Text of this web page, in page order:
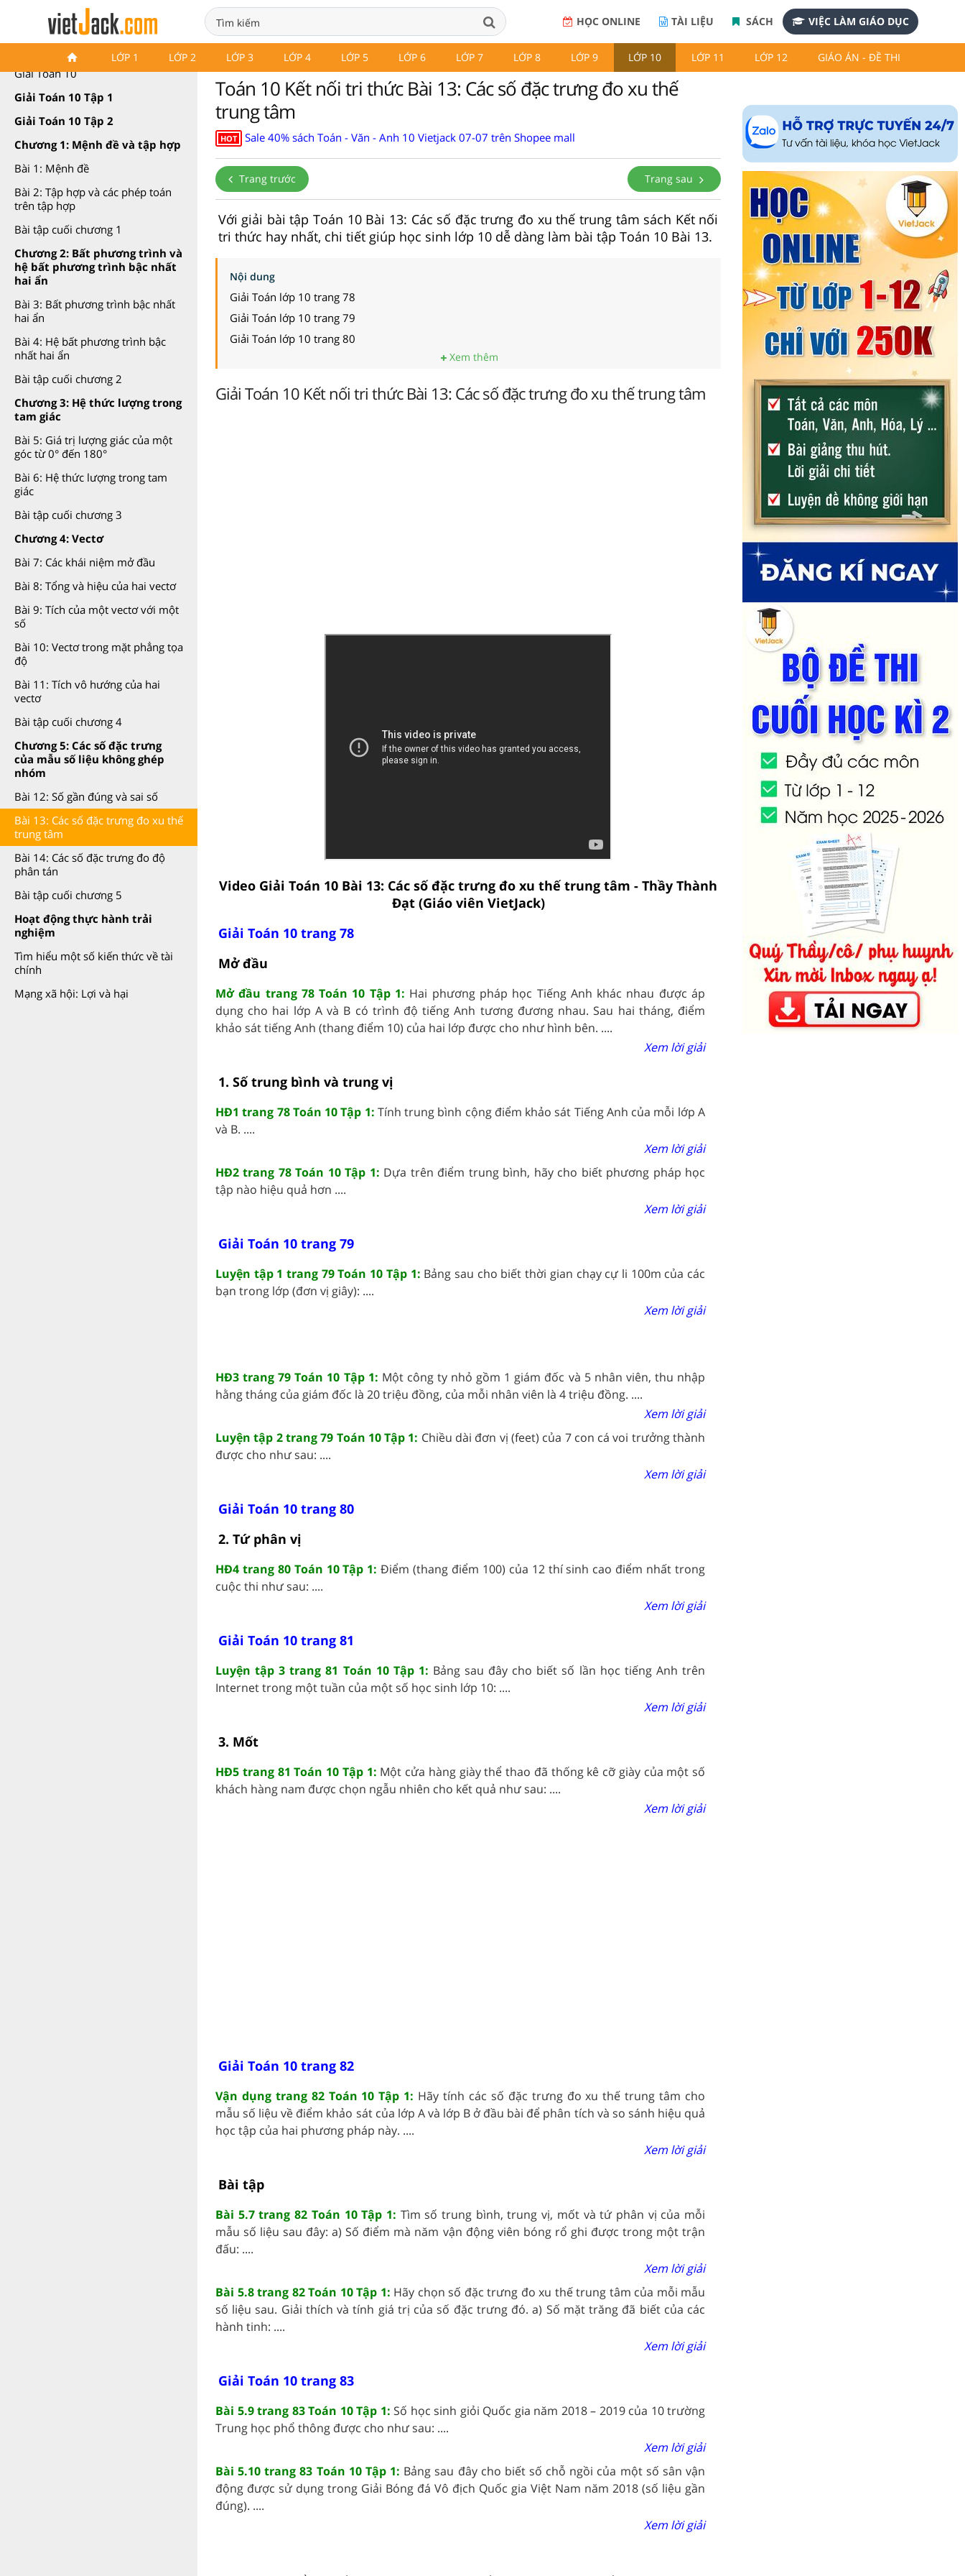
HỌC ONLINE TÀI LIỆU SÁCH VIỆC LÀM GIÁO DỤC
LỚP 1 LỚP 2 LỚP 3 LỚP 4 LỚP 5 LỚP 6 LỚP 7 LỚP 8 LỚP 9 LỚP 10 LỚP 11 LỚP 12 GIÁO ÁN - ĐỀ THI
Giải Toán 10 Kết nối tri thức
Giải Toán 10
Giải Toán 10 Tập 1
Giải Toán 10 Tập 2
Chương 1: Mệnh đề và tập hợp
Bài 1: Mệnh đề
Bài 2: Tập hợp và các phép toán
trên tập hợp
Bài tập cuối chương 1
Chương 2: Bất phương trình và
hệ bất phương trình bậc nhất
hai ẩn
Bài 3: Bất phương trình bậc nhất
hai ẩn
Bài 4: Hệ bất phương trình bậc
nhất hai ẩn
Bài tập cuối chương 2
Chương 3: Hệ thức lượng trong
tam giác
Bài 5: Giá trị lượng giác của một
góc từ 0° đến 180°
Bài 6: Hệ thức lượng trong tam
giác
Bài tập cuối chương 3
Chương 4: Vectơ
Bài 7: Các khái niệm mở đầu
Bài 8: Tổng và hiệu của hai vectơ
Bài 9: Tích của một vectơ với một
số
Bài 10: Vectơ trong mặt phẳng tọa
độ
Bài 11: Tích vô hướng của hai
vectơ
Bài tập cuối chương 4
Chương 5: Các số đặc trưng
của mẫu số liệu không ghép
nhóm
Bài 12: Số gần đúng và sai số
Bài 13: Các số đặc trưng đo xu thế
trung tâm
Bài 14: Các số đặc trưng đo độ
phân tán
Bài tập cuối chương 5
Hoạt động thực hành trải
nghiệm
Tìm hiểu một số kiến thức về tài
chính
Mạng xã hội: Lợi và hại
Toán 10 Kết nối tri thức Bài 13: Các số đặc trưng đo xu thế
trung tâm
HOT Sale 40% sách Toán - Văn - Anh 10 Vietjack 07-07 trên Shopee mall
Trang trước Trang sau
Với giải bài tập Toán 10 Bài 13: Các số đặc trưng đo xu thế trung tâm sách Kết nối
tri thức hay nhất, chi tiết giúp học sinh lớp 10 dễ dàng làm bài tập Toán 10 Bài 13.
Nội dung
Giải Toán lớp 10 trang 78
Giải Toán lớp 10 trang 79
Giải Toán lớp 10 trang 80
Xem thêm
Giải Toán 10 Kết nối tri thức Bài 13: Các số đặc trưng đo xu thế trung tâm
Video Giải Toán 10 Bài 13: Các số đặc trưng đo xu thế trung tâm - Thầy Thành
Đạt (Giáo viên VietJack)
Giải Toán 10 trang 78
Mở đầu
Mở đầu trang 78 Toán 10 Tập 1: Hai phương pháp học Tiếng Anh khác nhau được áp
dụng cho hai lớp A và B có trình độ tiếng Anh tương đương nhau. Sau hai tháng, điểm
khảo sát tiếng Anh (thang điểm 10) của hai lớp được cho như hình bên. ....
Xem lời giải
1. Số trung bình và trung vị
HĐ1 trang 78 Toán 10 Tập 1: Tính trung bình cộng điểm khảo sát Tiếng Anh của mỗi lớp A
và B. ....
Xem lời giải
HĐ2 trang 78 Toán 10 Tập 1: Dựa trên điểm trung bình, hãy cho biết phương pháp học
tập nào hiệu quả hơn ....
Xem lời giải
Giải Toán 10 trang 79
Luyện tập 1 trang 79 Toán 10 Tập 1: Bảng sau cho biết thời gian chạy cự li 100m của các
bạn trong lớp (đơn vị giây): ....
Xem lời giải
HĐ3 trang 79 Toán 10 Tập 1: Một công ty nhỏ gồm 1 giám đốc và 5 nhân viên, thu nhập
hằng tháng của giám đốc là 20 triệu đồng, của mỗi nhân viên là 4 triệu đồng. ....
Xem lời giải
Luyện tập 2 trang 79 Toán 10 Tập 1: Chiều dài đơn vị (feet) của 7 con cá voi trưởng thành
được cho như sau: ....
Xem lời giải
Giải Toán 10 trang 80
2. Tứ phân vị
HĐ4 trang 80 Toán 10 Tập 1: Điểm (thang điểm 100) của 12 thí sinh cao điểm nhất trong
cuộc thi như sau: ....
Xem lời giải
Giải Toán 10 trang 81
Luyện tập 3 trang 81 Toán 10 Tập 1: Bảng sau đây cho biết số lần học tiếng Anh trên
Internet trong một tuần của một số học sinh lớp 10: ....
Xem lời giải
3. Mốt
HĐ5 trang 81 Toán 10 Tập 1: Một cửa hàng giày thể thao đã thống kê cỡ giày của một số
khách hàng nam được chọn ngẫu nhiên cho kết quả như sau: ....
Xem lời giải
Giải Toán 10 trang 82
Vận dụng trang 82 Toán 10 Tập 1: Hãy tính các số đặc trưng đo xu thế trung tâm cho
mẫu số liệu về điểm khảo sát của lớp A và lớp B ở đầu bài để phân tích và so sánh hiệu quả
học tập của hai phương pháp này. ....
Xem lời giải
Bài tập
Bài 5.7 trang 82 Toán 10 Tập 1: Tìm số trung bình, trung vị, mốt và tứ phân vị của mỗi
mẫu số liệu sau đây: a) Số điểm mà năm vận động viên bóng rổ ghi được trong một trận
đấu: ....
Xem lời giải
Bài 5.8 trang 82 Toán 10 Tập 1: Hãy chọn số đặc trưng đo xu thế trung tâm của mỗi mẫu
số liệu sau. Giải thích và tính giá trị của số đặc trưng đó. a) Số mặt trăng đã biết của các
hành tinh: ....
Xem lời giải
Giải Toán 10 trang 83
Bài 5.9 trang 83 Toán 10 Tập 1: Số học sinh giỏi Quốc gia năm 2018 – 2019 của 10 trường
Trung học phổ thông được cho như sau: ....
Xem lời giải
Bài 5.10 trang 83 Toán 10 Tập 1: Bảng sau đây cho biết số chỗ ngồi của một số sân vận
động được sử dụng trong Giải Bóng đá Vô địch Quốc gia Việt Nam năm 2018 (số liệu gần
đúng). ....
Xem lời giải